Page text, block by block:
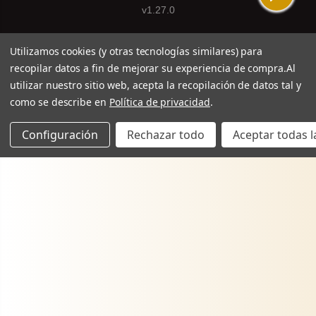
v1.27.0
Utilizamos cookies (y otras tecnologías similares) para
recopilar datos a fin de mejorar su experiencia de compra.Al
utilizar nuestro sitio web, acepta la recopilación de datos tal y
como se describe en Política de privacidad.
Configuración Rechazar todo Aceptar todas